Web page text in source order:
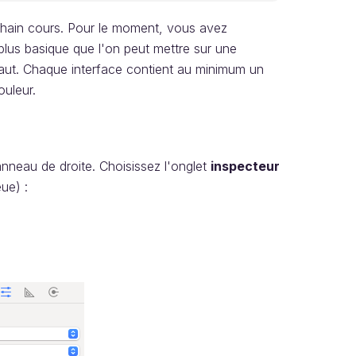
cours. Pour le moment, vous avez
basique que l'on peut mettre sur une
Chaque interface contient au minimum un
de droite. Choisissez l'onglet inspecteur
: